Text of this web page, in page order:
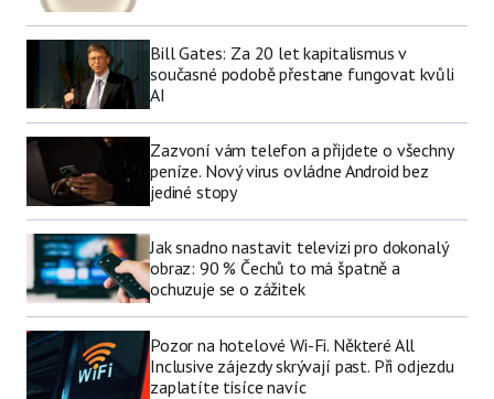
Bill Gates: Za 20 let kapitalismus v
současné podobě přestane fungovat kvůli
AI
Zazvoní vám telefon a přijdete o všechny
peníze. Nový virus ovládne Android bez
jediné stopy
Jak snadno nastavit televizi pro dokonalý
obraz: 90 % Čechů to má špatně a
ochuzuje se o zážitek
Pozor na hotelové Wi-Fi. Některé All
Inclusive zájezdy skrývají past. Při odjezdu
zaplatíte tisíce navíc